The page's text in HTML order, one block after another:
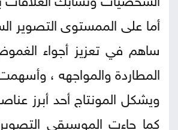
أما على الممستوى التصوير
ساهم في تعزيز أجواء
المطاردة والمواجهه ،
ويشكل المونتاج أحد أبرز
كما جاءت الموسيقى